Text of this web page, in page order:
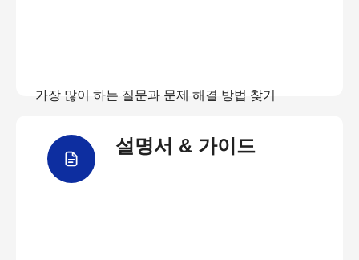
가장 많이 하는 질문과 문제 해결 방법 찾기
FAQ 보기
설명서 & 가이드